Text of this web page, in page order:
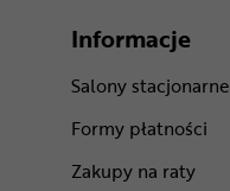
Informacje
Salony stacjonarne
Formy płatności
Zakupy na raty